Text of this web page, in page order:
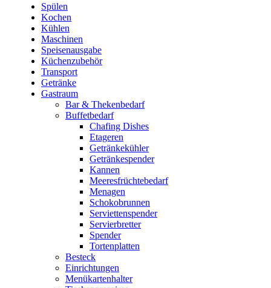
Spülen
Kochen
Kühlen
Maschinen
Speisenausgabe
Küchenzubehör
Transport
Getränke
Gastraum
Bar & Thekenbedarf
Buffetbedarf
Chafing Dishes
Etageren
Getränkekühler
Getränkespender
Kannen
Meeresfrüchtebedarf
Menagen
Schokobrunnen
Serviettenspender
Servierbretter
Spender
Tortenplatten
Besteck
Einrichtungen
Menükartenhalter